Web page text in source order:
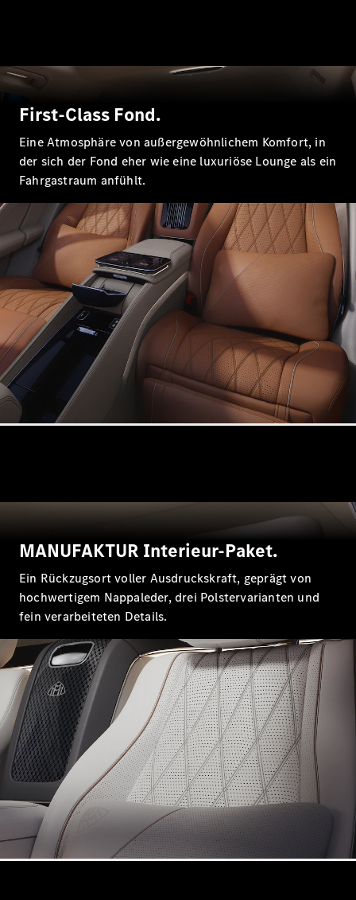
E-Klasse T-
E-Klasse T-
Modell All-
Terrain
Konfigurator
Mercedes-
Benz Store
Kompaktwagen
Alle
Kompaktlimousinen
A-Klasse
Kompaktlimousine
B-Klasse
Coupé
Alle Coupés
CLE Coupé
Mercedes-
AMG GT
Coupé
Mercedes-
AMG GT
4-Türer
Coupé
NeuElektrisch
Konfigurator
Mercedes-
Benz Store
Cabriolet
First-Class Fond.
Eine Atmosphäre von außergewöhnlichem Komfort, in
der sich der Fond eher wie eine luxuriöse Lounge als ein
Fahrgastraum anfühlt.
MANUFAKTUR Interieur-Paket.
Ein Rückzugsort voller Ausdruckskraft, geprägt von
hochwertigem Nappaleder, drei Polstervarianten und
fein verarbeiteten Details.